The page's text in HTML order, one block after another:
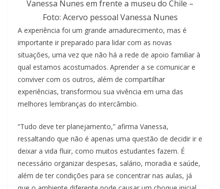
Vanessa Nunes em frente a museu do Chile –
Foto: Acervo pessoal Vanessa Nunes
A experiência foi um grande amadurecimento, mas é
importante ir preparado para lidar com as novas
situações, uma vez que não há a rede de apoio familiar à
qual estamos acostumados. Aprender a se comunicar e
conviver com os outros, além de compartilhar
experiências, transformou sua vivência em uma das
melhores lembranças do intercâmbio.
“Tudo deve ter planejamento,” afirma Vanessa,
ressaltando que não é apenas uma questão de decidir ir e
deixar a vida fluir, como muitos estudantes fazem. É
necessário organizar despesas, salário, moradia e saúde,
além de ter condições para se concentrar nas aulas, já